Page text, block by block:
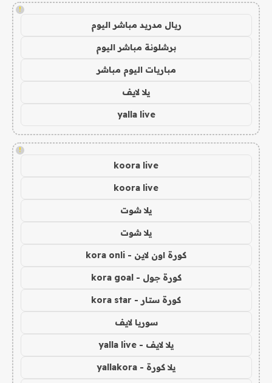
!
ريال مدريد مباشر اليوم
برشلونة مباشر اليوم
مباريات اليوم مباشر
يلا لايف
yalla live
!
koora live
koora live
يلا شوت
يلا شوت
كورة اون لاين - kora onli
كورة جول - kora goal
كورة ستار - kora star
سوريا لايف
يلا لايف - yalla live
يلا كورة - yallakora